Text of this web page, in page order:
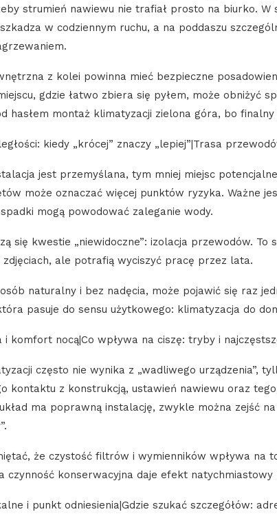
strumień nawiewu nie trafiał prosto na biurko. W
w codziennym ruchu, a na poddaszu
z kolei powinna mieć bezpieczne
gdzie łatwo zbiera się pyłem, może obniżyć
hasłem montaż klimatyzacji zielona góra, bo
kiedy „krócej” znaczy „lepiej”|Trasa
jest przemyślana, tym mniej miejsc
może oznaczać więcej punktów ryzyka. Ważne
mogą powodować zaleganie wody.
się kwestie „niewidoczne”: izolacja przewodów. To
ale potrafią wyciszyć pracę przez lata.
naturalny i bez nadęcia, może pojawić się raz
pasuje do sensu użytkowego: klimatyzacja do
i komfort nocą|Co wpływa na ciszę: tryby i
często nie wynika z „wadliwego urządzenia”,
kontaktu z konstrukcją, ustawień nawiewu oraz
ma poprawną instalację, zwykle można zejść
że czystość filtrów i wymienników wpływa na
czynność konserwacyjna daje efekt natychmiastowy
i punkt odniesienia|Gdzie szukać szczegółów: